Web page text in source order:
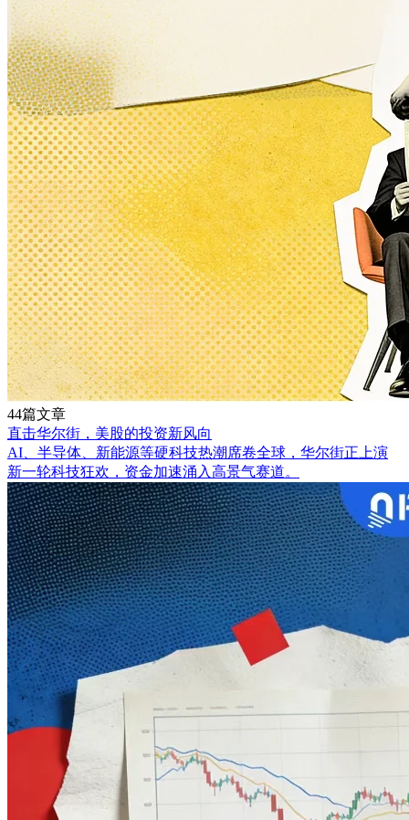
44篇文章
直击华尔街，美股的投资新风向
AI、半导体、新能源等硬科技热潮席卷全球，华尔街正上演
新一轮科技狂欢，资金加速涌入高景气赛道。